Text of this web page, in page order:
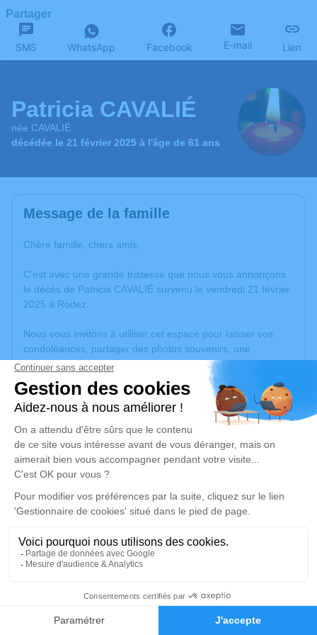
Faire-part Hommages
Partager
SMS WhatsApp Facebook E-mail Lien
Patricia CAVALIÉ
née CAVALIÉ
décédée le 21 février 2025 à l'âge de 61 ans
Message de la famille
Chère famille, chers amis,
C’est avec une grande tristesse que nous vous annonçons
le décès de Patricia CAVALIÉ survenu le vendredi 21 février
2025 à Rodez.
Nous vous invitons à utiliser cet espace pour laisser vos
condoléances, partager des photos souvenirs, une
anecdote ou exprimer vos pensées à travers des poèmes
ou des textes. Cet endroit est un lieu d'expression dédié à
honorer la mémoire de Patricia CAVALIÉ.
Un service de plantation d’arbre hommage estdisponible
mardi 25 février 2025 à 15h00
Église de Sénergues
12320 Sénergues
Je rends hommage